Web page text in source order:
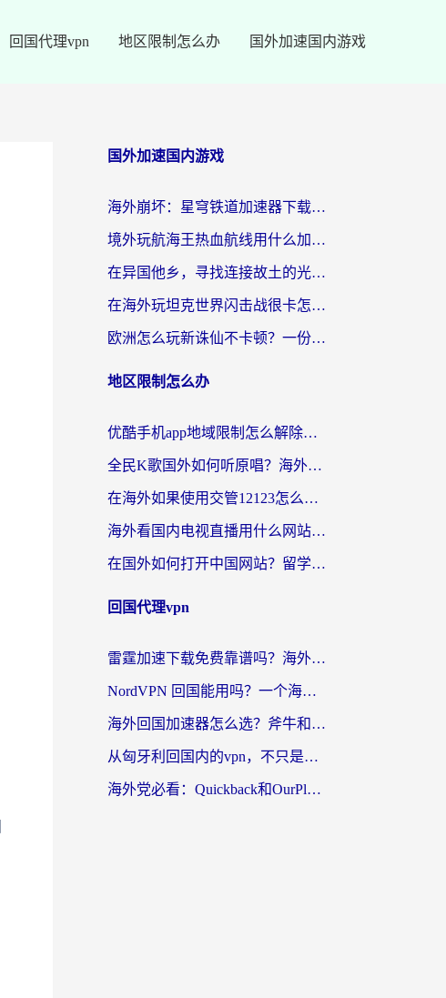
回国代理vpn 地区限制怎么办 国外加速国内游戏
国外加速国内游戏
海外崩坏：星穹铁道加速器下载安装：一份给游子的终极网络指南
境外玩航海王热血航线用什么加速器？2026海外玩家实测最优方案（附欧洲问道堡垒前线加速技巧）
在异国他乡，寻找连接故土的光明大陆免费加速器
在海外玩坦克世界闪击战很卡怎么办？老玩家亲测有效的加速器选择指南
欧洲怎么玩新诛仙不卡顿？一份给海外游子的国服游戏畅玩指南
地区限制怎么办
优酷手机app地域限制怎么解除？海外党亲测有效的追剧方案
全民K歌国外如何听原唱？海外党亲测有效的回国加速器选择指南
在海外如果使用交管12123怎么处理？留学生亲测有效的回国加速方案
海外看国内电视直播用什么网站比较好？一篇解决你所有追剧难题的实用指南
在国外如何打开中国网站？留学生与海外华人的无缝访问指南
回国代理vpn
雷霆加速下载免费靠谱吗？海外党选回国加速器的避坑指南（附热门工具对比）
NordVPN 回国能用吗？一个海外用户必须面对的真实困境
海外回国加速器怎么选？斧牛和海龟哪个好？一篇帮你避开坑的实用指南
从匈牙利回国内的vpn，不只是为了刷剧那么简单
海外党必看：Quickback和OurPlay好用吗？3分钟选对回国加速器，无缝刷剧玩游戏